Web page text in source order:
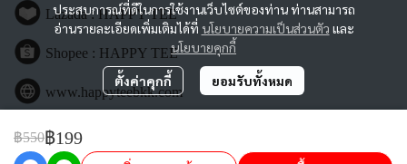
฿550฿199
ประสบการณ์ที่ดีในการใช้งานเว็บไซต์ของท่าน ท่านสามารถ
อ่านรายละเอียดเพิ่มเติมได้ที่ นโยบายความเป็นส่วนตัว และ
นโยบายคุกกี้
ตั้งค่าคุกกี้ ยอมรับทั้งหมด
Lazada : HAPPY TEE
Shopee : HAPPY TEE
www.happyteebkk.com
Copyright | All Rights Reserved | Powered by happyteebkk.com